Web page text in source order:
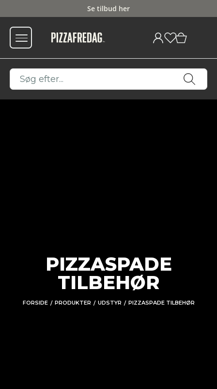
Se tilbud her
PIZZASPADE
TILBEHØR
FORSIDE / PRODUKTER / UDSTYR / PIZZASPADE TILBEHØR